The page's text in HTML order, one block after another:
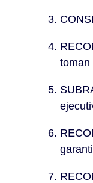
toman